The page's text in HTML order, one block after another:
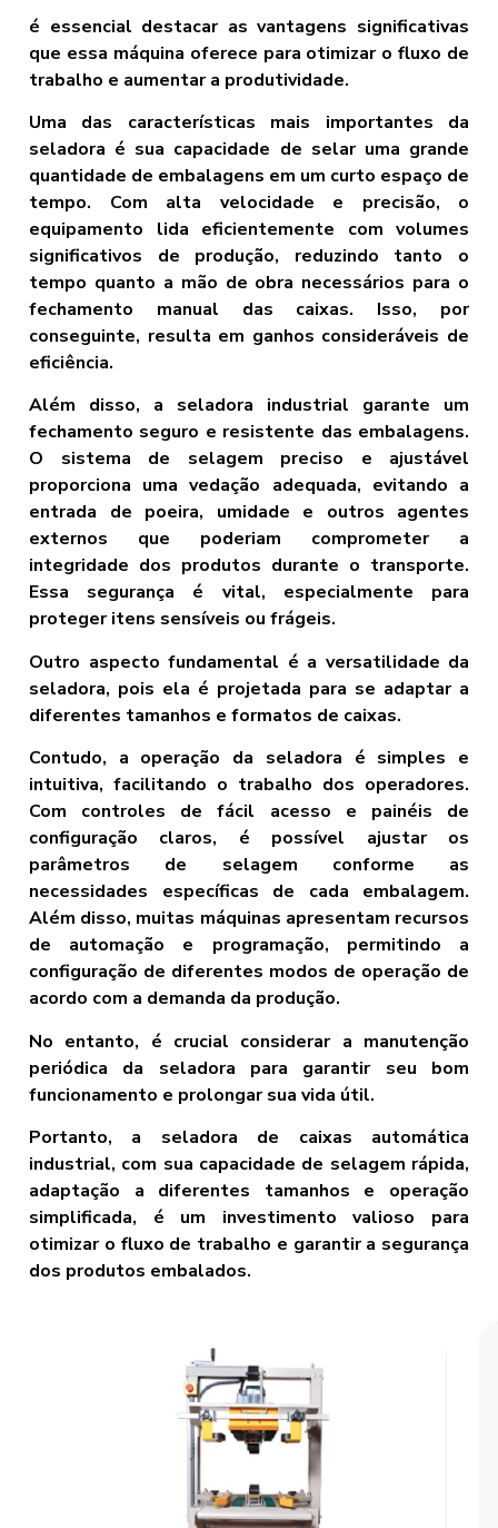
é essencial destacar as vantagens significativas
que essa máquina oferece para otimizar o fluxo de
trabalho e aumentar a produtividade.
Uma das características mais importantes da
seladora é sua capacidade de selar uma grande
quantidade de embalagens em um curto espaço de
tempo. Com alta velocidade e precisão, o
equipamento lida eficientemente com volumes
significativos de produção, reduzindo tanto o
tempo quanto a mão de obra necessários para o
fechamento manual das caixas. Isso, por
conseguinte, resulta em ganhos consideráveis de
eficiência.
Além disso, a seladora industrial garante um
fechamento seguro e resistente das embalagens.
O sistema de selagem preciso e ajustável
proporciona uma vedação adequada, evitando a
entrada de poeira, umidade e outros agentes
externos que poderiam comprometer a
integridade dos produtos durante o transporte.
Essa segurança é vital, especialmente para
proteger itens sensíveis ou frágeis.
Outro aspecto fundamental é a versatilidade da
seladora, pois ela é projetada para se adaptar a
diferentes tamanhos e formatos de caixas.
Contudo, a operação da seladora é simples e
intuitiva, facilitando o trabalho dos operadores.
Com controles de fácil acesso e painéis de
configuração claros, é possível ajustar os
parâmetros de selagem conforme as
necessidades específicas de cada embalagem.
Além disso, muitas máquinas apresentam recursos
de automação e programação, permitindo a
configuração de diferentes modos de operação de
acordo com a demanda da produção.
No entanto, é crucial considerar a manutenção
periódica da seladora para garantir seu bom
funcionamento e prolongar sua vida útil.
Portanto, a seladora de caixas automática
industrial, com sua capacidade de selagem rápida,
adaptação a diferentes tamanhos e operação
simplificada, é um investimento valioso para
otimizar o fluxo de trabalho e garantir a segurança
dos produtos embalados.